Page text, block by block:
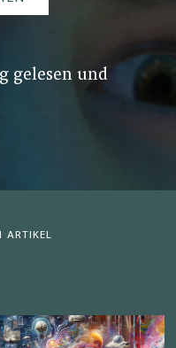
gelesen und
ARTIKEL